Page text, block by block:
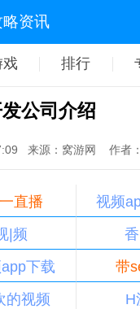
略资讯
戏 排行
发公司介绍
来源：窝游网 作者
直播
视频
|频
下载
带
的视频
H